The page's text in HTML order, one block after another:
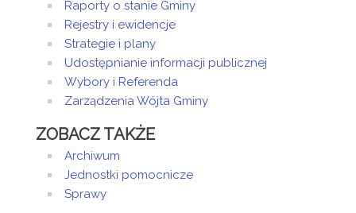
Raporty o stanie Gminy
Rejestry i ewidencje
Strategie i plany
Udostępnianie informacji publicznej
Wybory i Referenda
Zarządzenia Wójta Gminy
ZOBACZ TAKŻE
Archiwum
Jednostki pomocnicze
Sprawy